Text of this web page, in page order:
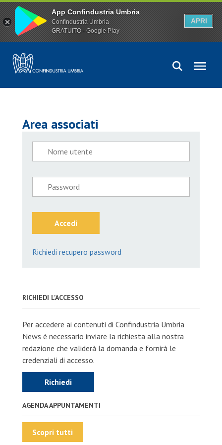
Area associati
Accedi
Richiedi recupero password
RICHIEDI L'ACCESSO
Per accedere ai contenuti di Confindustria Umbria
News è necessario inviare la richiesta alla nostra
redazione che validerà la domanda e fornirà le
credenziali di accesso.
Richiedi
AGENDA APPUNTAMENTI
Scopri tutti
App Confindustria Umbria
Confindustria Umbria
GRATUITO - Google Play
APRI